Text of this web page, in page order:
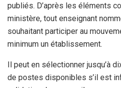
publiés. D’après les éléments
ministère, tout enseignant
souhaitant participer au
minimum un établissement.
Il peut en sélectionner jusqu’à
de postes disponibles s’il est